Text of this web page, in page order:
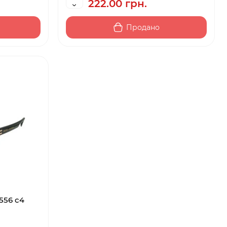
222.00 грн.
Продано
c4